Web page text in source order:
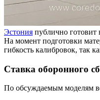
Эстония публично готовит
На момент подготовки
гибкость калибровок, так
Ставка оборонного
По обсуждаемым моделям